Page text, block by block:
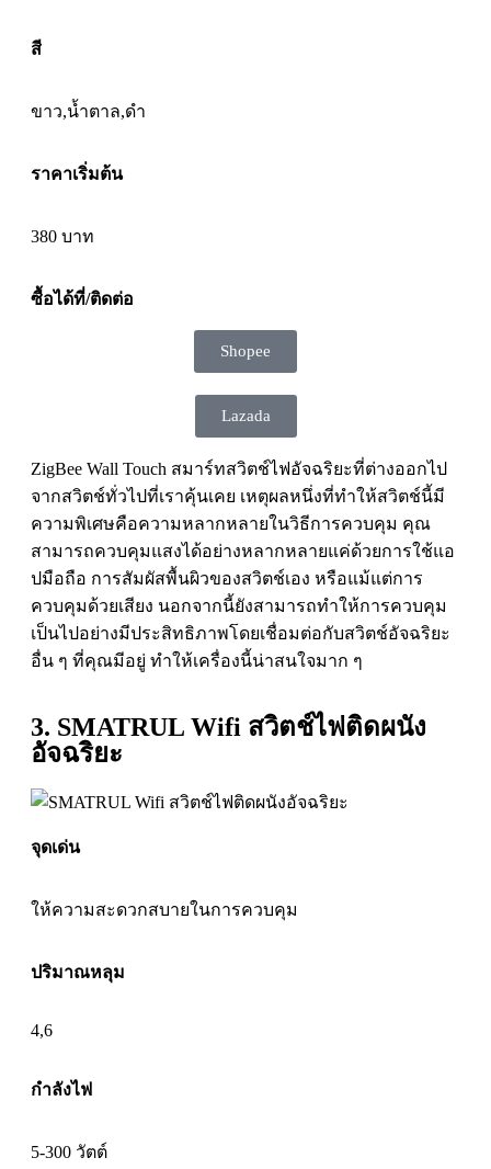
สี
ขาว,น้ำตาล,ดำ
ราคาเริ่มต้น
380 บาท
ซื้อได้ที่/ติดต่อ
Shopee
Lazada
ZigBee Wall Touch สมาร์ทสวิตช์ไฟอัจฉริยะที่ต่างออกไป
จากสวิตช์ทั่วไปที่เราคุ้นเคย เหตุผลหนึ่งที่ทำให้สวิตช์นี้มี
ความพิเศษคือความหลากหลายในวิธีการควบคุม คุณ
สามารถควบคุมแสงได้อย่างหลากหลายแค่ด้วยการใช้แอ
ปมือถือ การสัมผัสพื้นผิวของสวิตช์เอง หรือแม้แต่การ
ควบคุมด้วยเสียง นอกจากนี้ยังสามารถทำให้การควบคุม
เป็นไปอย่างมีประสิทธิภาพโดยเชื่อมต่อกับสวิตช์อัจฉริยะ
อื่น ๆ ที่คุณมีอยู่ ทำให้เครื่องนี้น่าสนใจมาก ๆ
3. SMATRUL Wifi สวิตช์ไฟติดผนัง
อัจฉริยะ
จุดเด่น
ให้ความสะดวกสบายในการควบคุม
ปริมาณหลุม
4,6
กำลังไฟ
5-300 วัตต์